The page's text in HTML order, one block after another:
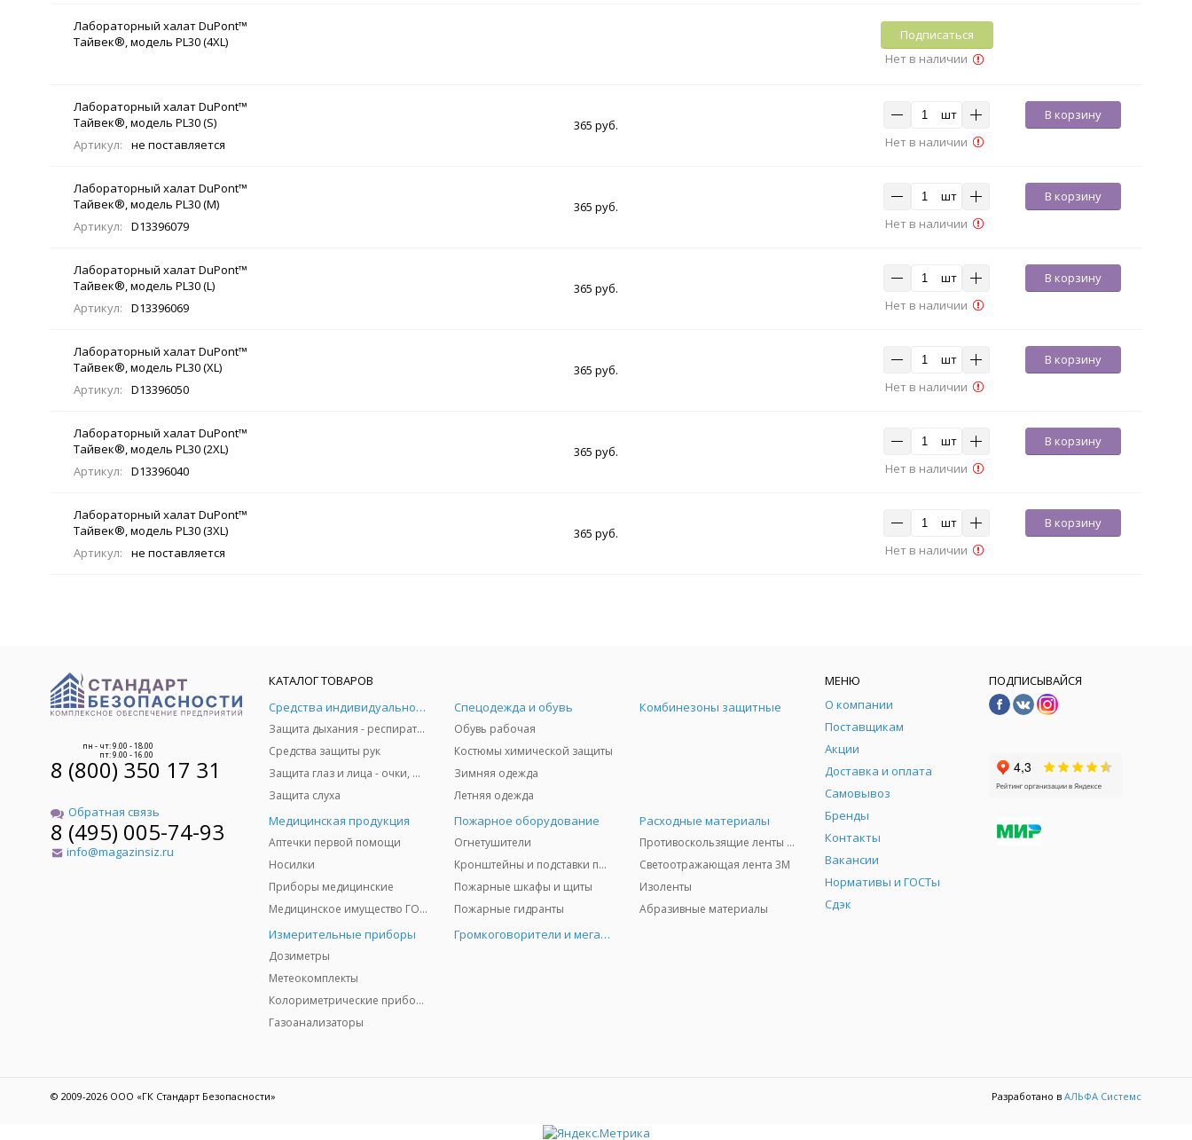
Лабораторный халат DuPont™
Тайвек®, модель PL30 (4XL)
Подписаться
Нет в наличии
Лабораторный халат DuPont™
Тайвек®, модель PL30 (S)
Артикул:
не поставляется
365 руб.
шт
В корзину
Нет в наличии
Лабораторный халат DuPont™
Тайвек®, модель PL30 (M)
Артикул:
D13396079
365 руб.
шт
В корзину
Нет в наличии
Лабораторный халат DuPont™
Тайвек®, модель PL30 (L)
Артикул:
D13396069
365 руб.
шт
В корзину
Нет в наличии
Лабораторный халат DuPont™
Тайвек®, модель PL30 (XL)
Артикул:
D13396050
365 руб.
шт
В корзину
Нет в наличии
Лабораторный халат DuPont™
Тайвек®, модель PL30 (2XL)
Артикул:
D13396040
365 руб.
шт
В корзину
Нет в наличии
Лабораторный халат DuPont™
Тайвек®, модель PL30 (3XL)
Артикул:
не поставляется
365 руб.
шт
В корзину
Нет в наличии
пн - чт: 9.00 - 18.00
пт: 9.00 - 16.00
8 (800) 350 17 31
Обратная связь
8 (495) 005-74-93
info@magazinsiz.ru
КАТАЛОГ ТОВАРОВ
Средства индивидуальной защиты
Защита дыхания - респираторы, противогазы, фильтры, дозиметры
Средства защиты рук
Защита глаз и лица - очки, щитки
Защита слуха
Спецодежда и обувь
Обувь рабочая
Костюмы химической защиты
Зимняя одежда
Летняя одежда
Комбинезоны защитные
Медицинская продукция
Аптечки первой помощи
Носилки
Приборы медицинские
Медицинское имущество ГО и ЧС
Пожарное оборудование
Огнетушители
Кронштейны и подставки под огнетушители
Пожарные шкафы и щиты
Пожарные гидранты
Расходные материалы
Противоскользящие ленты 3М
Светоотражающая лента 3M
Изоленты
Абразивные материалы
Измерительные приборы
Дозиметры
Метеокомплекты
Колориметрические приборы
Газоанализаторы
Громкоговорители и мегафоны
МЕНЮ
О компании
Поставщикам
Акции
Доставка и оплата
Самовывоз
Бренды
Контакты
Вакансии
Нормативы и ГОСТы
Сдэк
ПОДПИСЫВАЙСЯ
© 2009-2026 ООО «ГК Стандарт Безопасности» Разработано в АЛЬФА Системс